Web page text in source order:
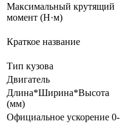
Максимальный крутящий
момент (Н·м)
Краткое название
Тип кузова
Двигатель
Длина*Ширина*Высота
(мм)
Официальное ускорение 0-